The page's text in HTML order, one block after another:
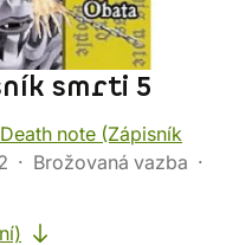
smrti 5
Death note (Zápisník
Brožovaná vazba